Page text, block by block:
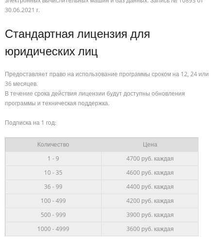
30.06.2021 г.
Стандартная лицензия для
юридических лиц
Предоставляет право на использование программы сроком на 12, 24 или
36 месяцев.
В течение срока действия лицензии будут доступны обновления
программы и техническая поддержка.
Подписка на 1 год:
Количество
Цена
1 - 9
4700 руб. каждая
10 - 35
4600руб. каждая
36 - 99
4400руб. каждая
100 - 499
4200 руб. каждая
500 - 999
3900 руб. каждая
1000 - 4999
3600 руб. каждая